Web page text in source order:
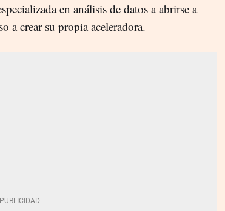
en análisis de datos a abrirse a
a crear su propia aceleradora.